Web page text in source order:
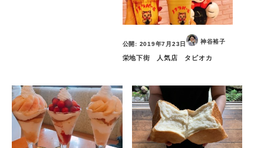
公開: 2019年7月23日 神谷裕子
栄地下街 人気店 タピオカ